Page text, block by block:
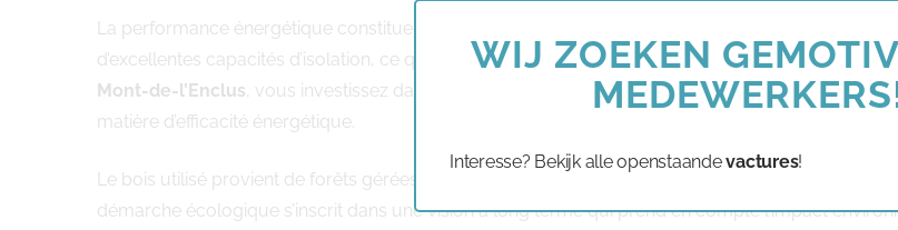
La performance énergétique constitue un critère déterminant dans tout projet de construction
d’excellentes capacités d’isolation, ce qui se traduit par des économies d’énergie substantielles
Mont-de-l’Enclus , vous investissez dans un bâtiment qui répond aux normes
matière d’efficacité énergétique.
Le bois utilisé provient de forêts gérées durablement, garantissant un approvisionnement
démarche écologique s’inscrit dans une vision à long terme qui prend en compte l’impact
WIJ ZOEKEN
Interesse? Bekijk alle openstaandevactures!